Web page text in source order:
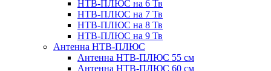
НТВ-ПЛЮС на 6 Тв
НТВ-ПЛЮС на 7 Тв
НТВ-ПЛЮС на 8 Тв
НТВ-ПЛЮС на 9 Тв
Антенна НТВ-ПЛЮС
Антенна НТВ-ПЛЮС 55 см
Антенна НТВ-ПЛЮС 60 см